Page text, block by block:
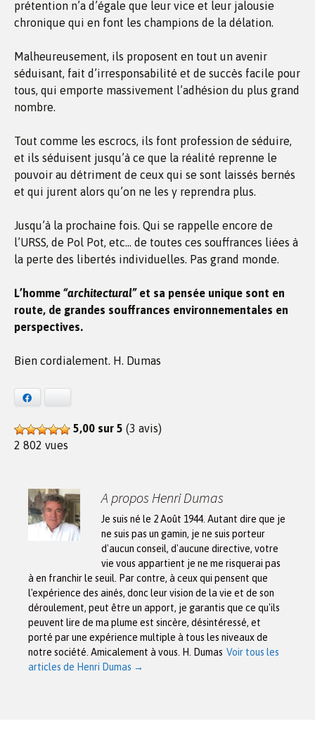
prétention n’a d’égale que leur vice et leur jalousie
chronique qui en font les champions de la délation.
Malheureusement, ils proposent en tout un avenir
séduisant, fait d’irresponsabilité et de succès facile pour
tous, qui emporte massivement l’adhésion du plus grand
nombre.
Tout comme les escrocs, ils font profession de séduire,
et ils séduisent jusqu’à ce que la réalité reprenne le
pouvoir au détriment de ceux qui se sont laissés bernés
et qui jurent alors qu’on ne les y reprendra plus.
Jusqu’à la prochaine fois. Qui se rappelle encore de
l’URSS, de Pol Pot, etc… de toutes ces souffrances liées à
la perte des libertés individuelles. Pas grand monde.
L’homme “architectural”et sa pensée unique sont en
route, de grandes souffrances environnementales en
perspectives.
Bien cordialement. H. Dumas
5,00 sur 5 (3 avis)
2 802 vues
A propos Henri Dumas
Je suis né le 2 Août 1944. Autant dire que je
ne suis pas un gamin, je ne suis porteur
d'aucun conseil, d'aucune directive, votre
vie vous appartient je ne me risquerai pas
à en franchir le seuil. Par contre, à ceux qui pensent que
l'expérience des ainés, donc leur vision de la vie et de son
déroulement, peut être un apport, je garantis que ce qu'ils
peuvent lire de ma plume est sincère, désintéressé, et
porté par une expérience multiple à tous les niveaux de
notre société. Amicalement à vous. H. Dumas Voir tous les
articles de Henri Dumas →